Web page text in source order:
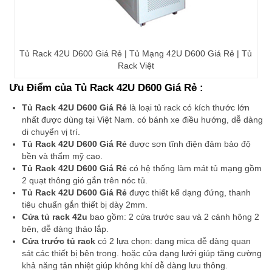
Tủ Rack 42U D600 Giá Rẻ | Tủ Mạng 42U D600 Giá Rẻ | Tủ
Rack Việt
Ưu Điểm của Tủ Rack 42U D600 Giá Rẻ :
Tủ Rack 42U D600 Giá Rẻlà loại tủ rack có kích thước lớn
nhất được dùng tại Việt Nam. có bánh xe điều hướng, dễ dàng
di chuyển vị trí.
Tủ Rack 42U D600 Giá Rẻđược sơn tĩnh điện đảm bảo độ
bền và thẩm mỹ cao.
Tủ Rack 42U D600 Giá Rẻ có hệ thống làm mát tủ mạng gồm
2 quạt thông gió gắn trên nóc tủ.
Tủ Rack 42U D600 Giá Rẻđược thiết kế dạng đứng, thanh
tiêu chuẩn gắn thiết bị dày 2mm.
Cửa tủ rack 42u bao gồm: 2 cửa trước sau và 2 cánh hông 2
bên, dễ dàng tháo lắp.
Cửa trước tủ rackcó 2 lựa chọn: dạng mica dễ dàng quan
sát các thiết bị bên trong. hoặc cửa dạng lưới giúp tăng cường
khả năng tản nhiệt giúp không khí dễ dàng lưu thông.